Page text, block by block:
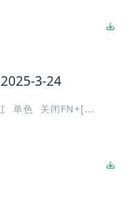
2025-3-24
单色 关闭FN+[...